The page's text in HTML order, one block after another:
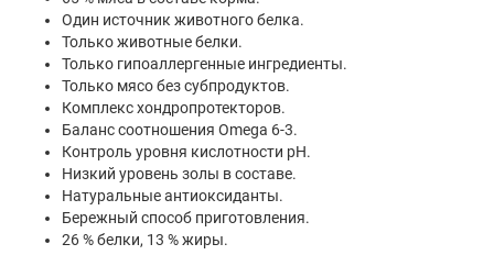
Один источник животного белка.
Только животные белки.
Только гипоаллергенные ингредиенты.
Только мясо без субпродуктов.
Комплекс хондропротекторов.
Баланс соотношения Omega 6-3.
Контроль уровня кислотности рН.
Низкий уровень золы в составе.
Натуральные антиоксиданты.
Бережный способ приготовления.
26 % белки, 13 % жиры.